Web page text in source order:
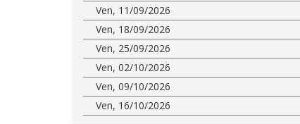
Ven, 11/09/2026
Ven, 18/09/2026
Ven, 25/09/2026
Ven, 02/10/2026
Ven, 09/10/2026
Ven, 16/10/2026